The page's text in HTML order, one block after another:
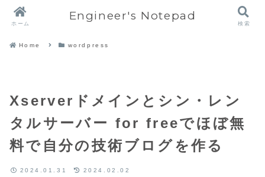
Home wordpress
Xserverドメインとシン・レン
タルサーバー for freeでほぼ無
料で自分の技術ブログを作る
2024.01.31 2024.02.02
ホーム
Engineer's Notepad
検索